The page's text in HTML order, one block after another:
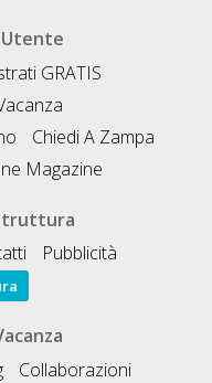
Utente
GRATIS
Chiedi A Zampa
Magazine
Pubblicità
Collaborazioni